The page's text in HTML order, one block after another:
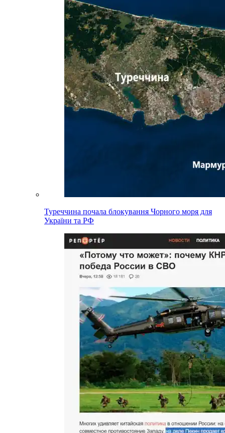
Туреччина почала блокування Чорного моря для
України та РФ